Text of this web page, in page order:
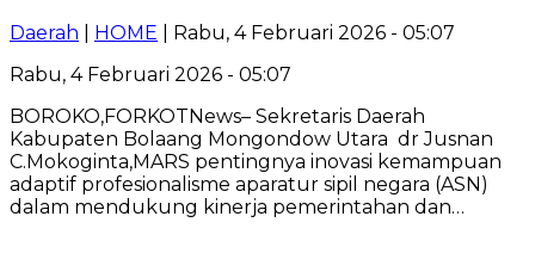
Daerah HOME | Rabu, 4 Februari 2026 - 05:07
Rabu, 4 Februari 2026 - 05:07
BOROKO,FORKOTNews– Sekretaris Daerah
Kabupaten Bolaang Mongondow Utara dr Jusnan
C.Mokoginta,MARS pentingnya inovasi kemampuan
adaptif profesionalisme aparatur sipil negara (ASN)
dalam mendukung kinerja pemerintahan dan…